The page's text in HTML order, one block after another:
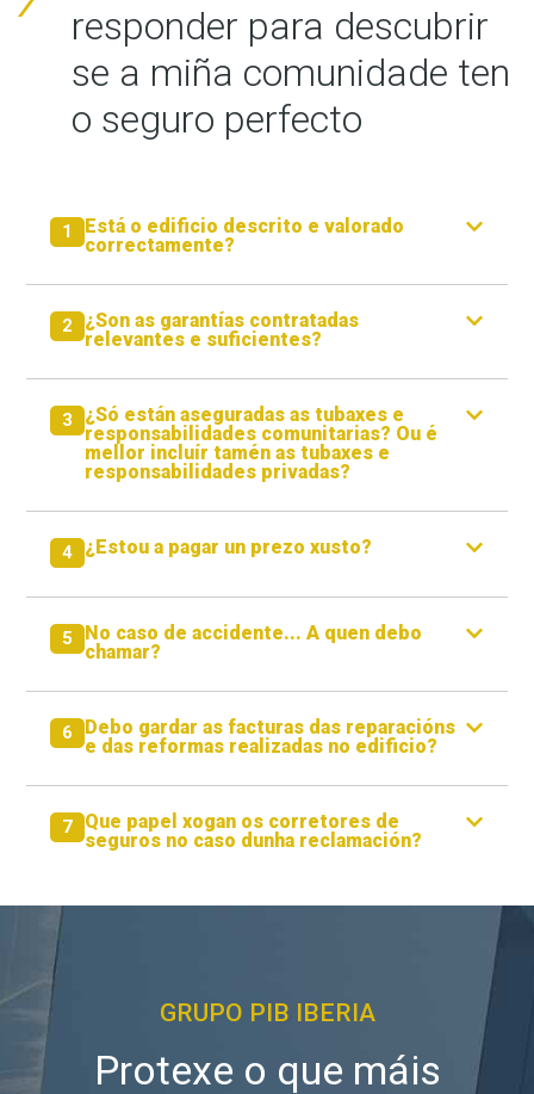
responder para descubrir
se a miña comunidade ten
o seguro perfecto
1
Está o edificio descrito e valorado
correctamente?
2
¿Son as garantías contratadas
relevantes e suficientes?
3
¿Só están aseguradas as tubaxes e
responsabilidades comunitarias? Ou é
mellor incluír tamén as tubaxes e
responsabilidades privadas?
4 ¿Estou a pagar un prezo xusto?
5
No caso de accidente... A quen debo
chamar?
6
Debo gardar as facturas das reparacións
e das reformas realizadas no edificio?
7
Que papel xogan os corretores de
seguros no caso dunha reclamación?
GRUPO PIB IBERIA
Protexe o que máis